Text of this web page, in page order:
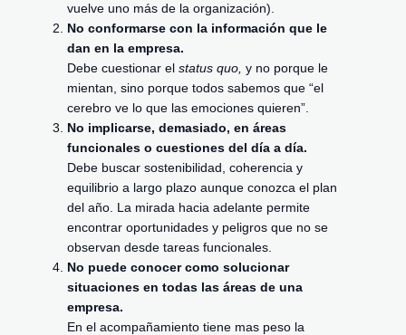
vuelve uno más de la organización).
No conformarse con la información que le
dan en la empresa.
Debe cuestionar el status quo, y no porque le
mientan, sino porque todos sabemos que “el
cerebro ve lo que las emociones quieren”.
No implicarse, demasiado, en áreas
funcionales o cuestiones del día a día.
Debe buscar sostenibilidad, coherencia y
equilibrio a largo plazo aunque conozca el plan
del año. La mirada hacia adelante permite
encontrar oportunidades y peligros que no se
observan desde tareas funcionales.
No puede conocer como solucionar
situaciones en todas las áreas de una
empresa.
En el acompañamiento tiene mas peso la